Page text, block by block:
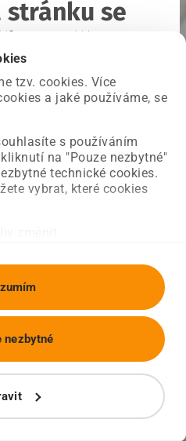
tzv. cookies. Více
a jaké používáme, se
s používáním
na "Pouze nezbytné"
technické cookies.
vybrat, které cookies
nezbytné
stránku se
a už ji opravujeme.
požadovanou stránku.
Úvodní strana